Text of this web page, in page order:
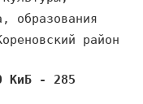
образования
район
КиБ - 285